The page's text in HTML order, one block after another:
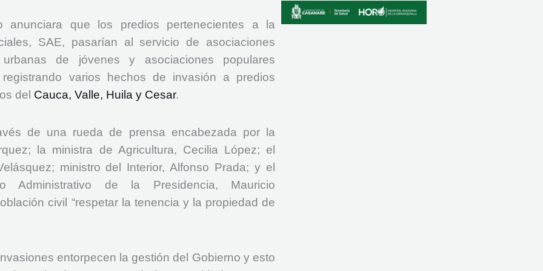
anunciara que los predios pertenecientes a la
SAE, pasarían al servicio de asociaciones
urbanas de jóvenes y asociaciones populares
varios hechos de invasión a predios
del Cauca, Valle, Huila y Cesar.
de una rueda de prensa encabezada por la
la ministra de Agricultura, Cecilia López; el
ministro del Interior, Alfonso Prada; y el
Administrativo de la Presidencia, Mauricio
civil “respetar la tenencia y la propiedad de
entorpecen la gestión del Gobierno y esto